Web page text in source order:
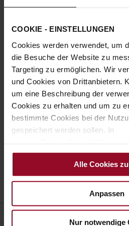
COOKIE - EINSTELLUNGEN
Cookies werden verwendet, um
die Besuche der Website zu
Targeting zu ermöglichen. Wir
und Cookies von Drittanbietern.
um eine Beschreibung der
Cookies zu erhalten und um zu
bestimmte Cookies bei der
gespeichert werden sollen. In
Informationen.
Alle Cookies
Anpassen
Nur notwendige
Passwort anzeigen
Anmelden
Passwort vergessen?
Neue Kunden
Ein Konto zu erstellen hat viele
gehen, mehr als eine Adresse
verfolgen und mehr.
Ein Konto
KUNDENSERVICE